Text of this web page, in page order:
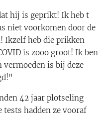
hij is geprikt! Ik heb t
niet voorkomen door de
Ikzelf heb die prikken
is zooo groot! Ik ben
vermoeden is bij deze
42 jaar plotseling
tests hadden ze vooraf